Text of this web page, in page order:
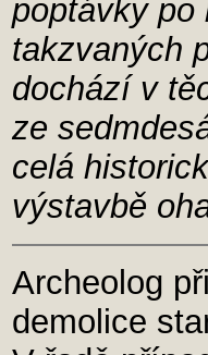
poptávky po
takzvaných
dochází v
ze
celá
výstavbě
Archeolog
demolice